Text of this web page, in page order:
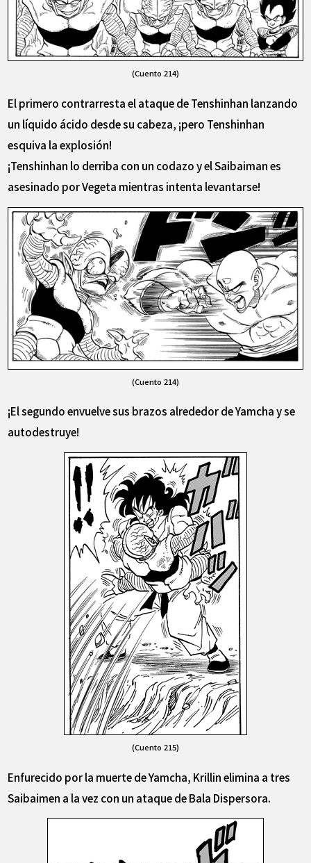
(Cuento 214)
El primero contrarresta el ataque de Tenshinhan lanzando
un líquido ácido desde su cabeza, ¡pero Tenshinhan
esquiva la explosión!
¡Tenshinhan lo derriba con un codazo y el Saibaiman es
asesinado por Vegeta mientras intenta levantarse!
(Cuento 214)
¡El segundo envuelve sus brazos alrededor de Yamcha y se
autodestruye!
(Cuento 215)
Enfurecido por la muerte de Yamcha, Krillin elimina a tres
Saibaimen a la vez con un ataque de Bala Dispersora.